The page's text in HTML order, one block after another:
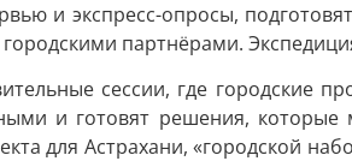
и экспресс-опросы,
партнёрами.
сессии, где городские
и готовят решения,
для Астрахани, «городской